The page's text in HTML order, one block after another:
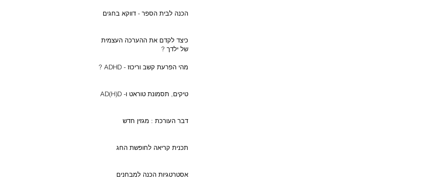
הכנה לבית הספר - דווקא בחגים
כיצד לקדם את ההערכה העצמית
של ילדך ?
מהי הפרעת קשב וריכוז - ADHD ?
טיקים, תסמונת טוראט ו- AD(H)D
דבר העורכת : מגזין חדש
תכנית קריאה לחופשת החג
אסטרטגיות הכנה למבחנים